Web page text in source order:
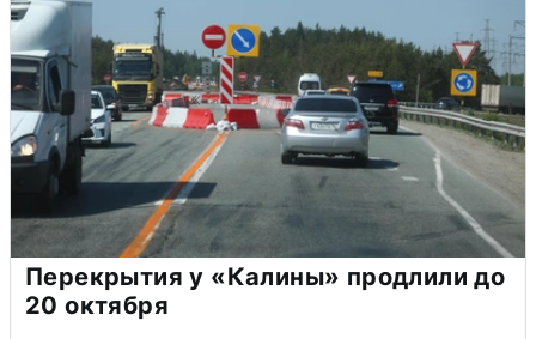
Перекрытия у «Калины» продлили до
20 октября